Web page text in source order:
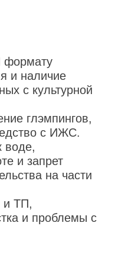
формату
и наличие
с культурной
глэмпингов,
с ИЖС.
воде,
и запрет
на части
и ТП,
и проблемы с